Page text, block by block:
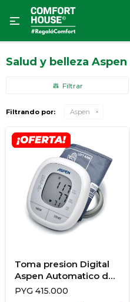

Salud y belleza Aspen
Filtrando por: Aspen
Toma presion Digital
Aspen Automatico de
Brazo KD-553
PYG 415.000